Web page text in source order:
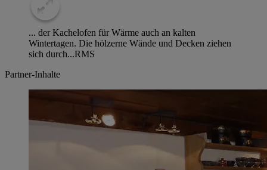
... der Kachelofen für Wärme auch an kalten
Wintertagen. Die hölzerne Wände und Decken ziehen
sich durch...RMS
Partner-Inhalte